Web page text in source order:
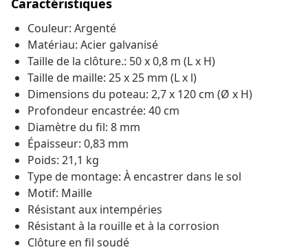
Caractéristiques
Couleur: Argenté
Matériau: Acier galvanisé
Taille de la clôture.: 50 x 0,8 m (L x H)
Taille de maille: 25 x 25 mm (L x l)
Dimensions du poteau: 2,7 x 120 cm (Ø x H)
Profondeur encastrée: 40 cm
Diamètre du fil: 8 mm
Épaisseur: 0,83 mm
Poids: 21,1 kg
Type de montage: À encastrer dans le sol
Motif: Maille
Résistant aux intempéries
Résistant à la rouille et à la corrosion
Clôture en fil soudé